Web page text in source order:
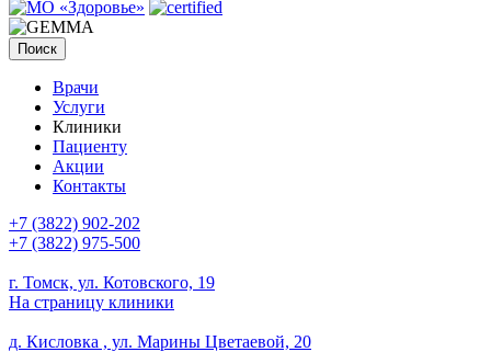
Поиск
Врачи
Услуги
Клиники
Пациенту
Акции
Контакты
+7 (3822) 902-202
+7 (3822) 975-500
г. Томск, ул. Котовского, 19
На страницу клиники
д. Кисловка , ул. Марины Цветаевой, 20